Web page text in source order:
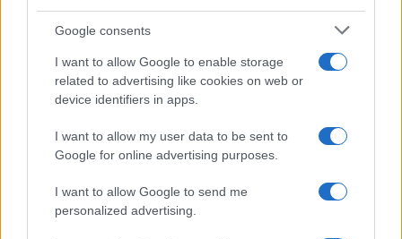
Google consents
I want to allow Google to enable storage
related to advertising like cookies on web or
device identifiers in apps.
I want to allow my user data to be sent to
Google for online advertising purposes.
I want to allow Google to send me
personalized advertising.